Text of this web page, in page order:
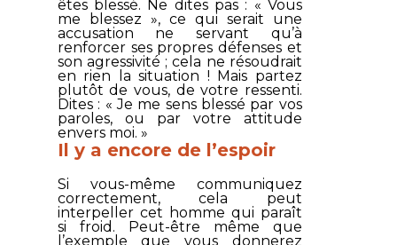
êtes blessé. Ne dites pas : « Vous
me blessez », ce qui serait une
accusation ne servant qu’à
renforcer ses propres défenses et
son agressivité ; cela ne résoudrait
en rien la situation ! Mais partez
plutôt de vous, de votre ressenti.
Dites : « Je me sens blessé par vos
paroles, ou par votre attitude
envers moi. »
Il y a encore de l’espoir
Si vous-même communiquez
correctement, cela peut
interpeller cet homme qui paraît
si froid. Peut-être même que
l’exemple que vous donnerez